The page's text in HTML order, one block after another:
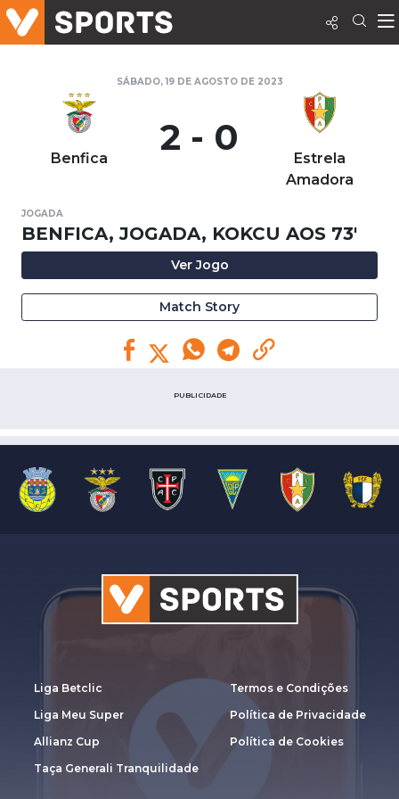
SÁBADO, 19 DE AGOSTO DE 2023
Benfica 2 - 0
Estrela
Amadora
JOGADA
BENFICA, JOGADA, KOKCU AOS 73'
Ver Jogo
Match Story
PUBLICIDADE
Liga Betclic
Liga Meu Super
Allianz Cup
Taça Generali Tranquilidade
Termos e Condições
Política de Privacidade
Política de Cookies